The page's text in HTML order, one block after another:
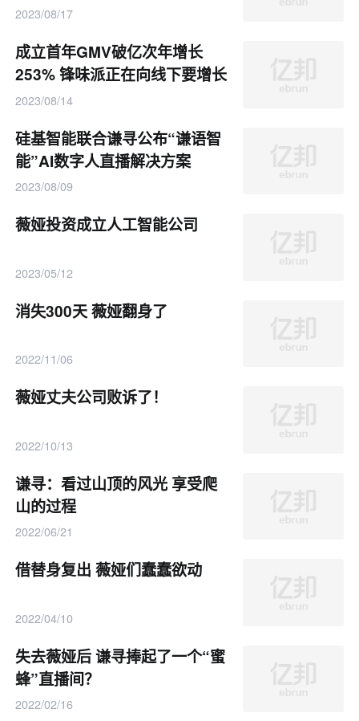
2023/08/17
成立首年GMV破亿次年增长
253% 锋味派正在向线下要增长
2023/08/14
硅基智能联合谦寻公布“谦语智
能”AI数字人直播解决方案
2023/08/09
薇娅投资成立人工智能公司
2023/05/12
消失300天 薇娅翻身了
2022/11/06
薇娅丈夫公司败诉了！
2022/10/13
谦寻：看过山顶的风光 享受爬
山的过程
2022/06/21
借替身复出 薇娅们蠢蠢欲动
2022/04/10
失去薇娅后 谦寻捧起了一个“蜜
蜂”直播间？
2022/02/16